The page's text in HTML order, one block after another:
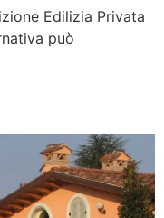
Edilizia Privata
può